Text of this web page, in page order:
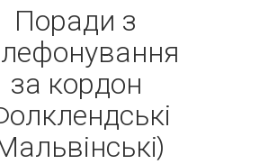
Поради з
за кордон